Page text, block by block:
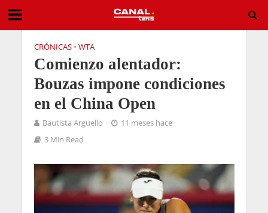
CRÓNICAS • WTA
Comienzo alentador:
Bouzas impone condiciones
en el China Open
Bautista Arguello
11 meses hace
3 Min Read